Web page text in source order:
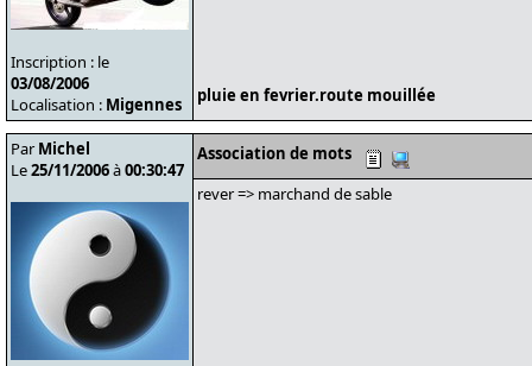
Inscription : le
03/08/2006
Localisation : Migennes pluie en fevrier.route mouillée
Par Michel
Le25/11/2006à00:30:47
Association de mots
rever => marchand de sable